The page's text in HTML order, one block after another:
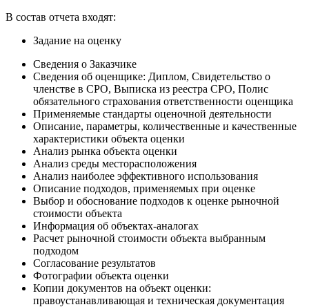
В состав отчета входят:
Задание на оценку
Сведения о Заказчике
Сведения об оценщике: Диплом, Свидетельство о
членстве в СРО, Выписка из реестра СРО, Полис
обязательного страхования ответственности оценщика
Применяемые стандарты оценочной деятельности
Описание, параметры, количественные и качественные
характеристики объекта оценки
Анализ рынка объекта оценки
Анализ среды месторасположения
Анализ наиболее эффективного использования
Описание подходов, применяемых при оценке
Выбор и обоснование подходов к оценке рыночной
стоимости объекта
Информация об объектах-аналогах
Расчет рыночной стоимости объекта выбранным
подходом
Согласование результатов
Фотографии объекта оценки
Копии документов на объект оценки:
правоустанавливающая и техническая документация